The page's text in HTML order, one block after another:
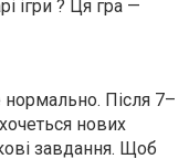
ігри ? Ця гра —
нормально. Після 7–
нових
завдання. Щоб